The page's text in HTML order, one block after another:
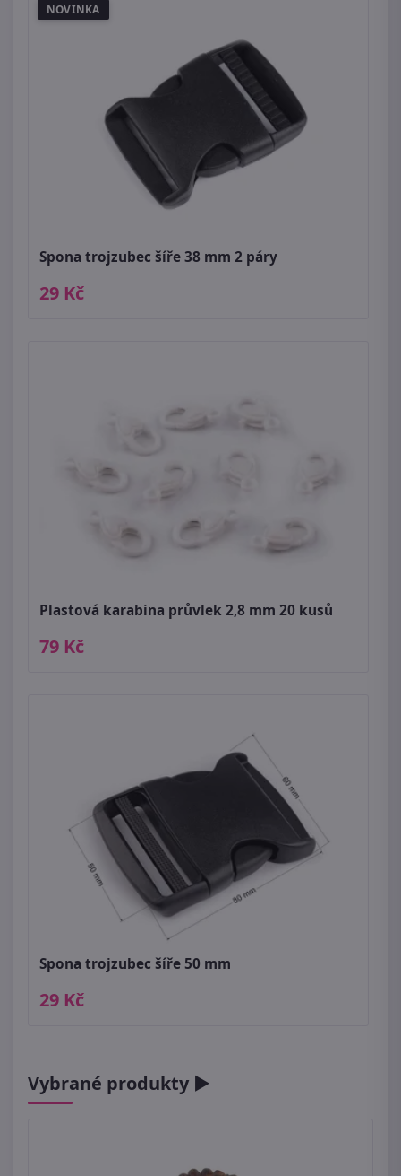
NOVINKA
Spona trojzubec šíře 38 mm 2 páry
29 Kč
Plastová karabina průvlek 2,8 mm 20 kusů
79 Kč
Spona trojzubec šíře 50 mm
29 Kč
Vybrané produkty ►